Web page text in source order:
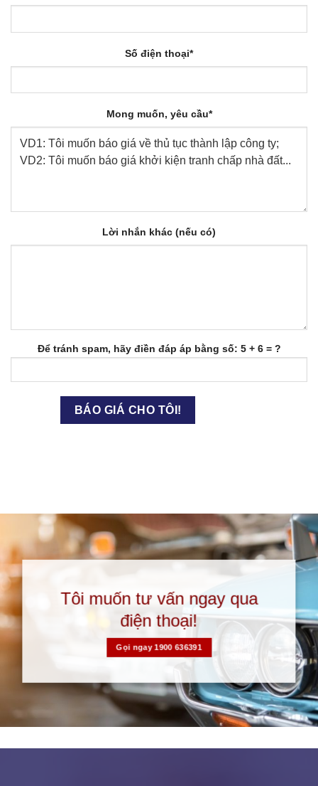
Số điện thoại*
Mong muốn, yêu cầu*
Lời nhắn khác (nếu có)
Để tránh spam, hãy điền đáp áp bằng số: 5 + 6 = ?
Tôi muốn tư vấn ngay qua
điện thoại!
Gọi ngay 1900 636391